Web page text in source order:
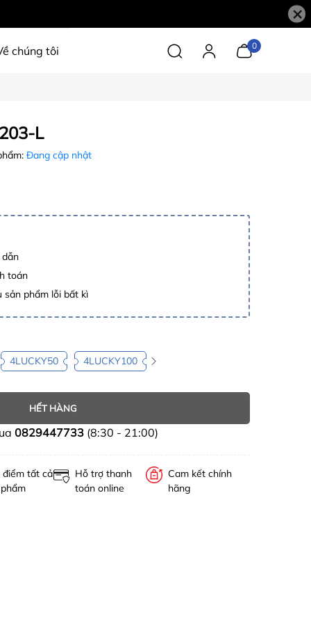
×
chúng tôi 0
L
Đang cập nhật
toán
phẩm lỗi bất kì
4LUCKY50 4LUCKY100
HẾT HÀNG
0829447733(8:30 - 21:00)
điểm tất cả
Hỗ trợ thanh
toán online
Cam kết chính
hãng